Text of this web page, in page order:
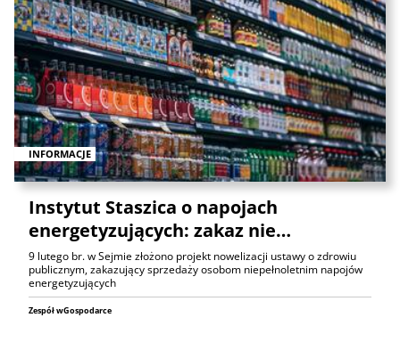
INFORMACJE
Instytut Staszica o napojach
energetyzujących: zakaz nie…
9 lutego br. w Sejmie złożono projekt nowelizacji ustawy o zdrowiu
publicznym, zakazujący sprzedaży osobom niepełnoletnim napojów
energetyzujących
Zespół wGospodarce